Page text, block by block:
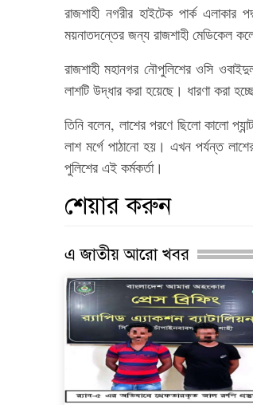
রাজশাহী নগরীর হাইটেক পার্ক
ময়নাতদন্তের জন্য রাজশাহী মেডিকেল
রাজশাহী মহানগর নৌপুলিশের ওসি
লাশটি উদ্ধার করা হয়েছে। ধারণা করা
তিনি বলেন, লাশের পরণে ছিলো কালো
লাশ মর্গে পাঠানো হয়। এখন পর্যন্ত
পুলিশের এই কর্মকর্তা।
শেয়ার করুন
এ জাতীয় আরো খবর